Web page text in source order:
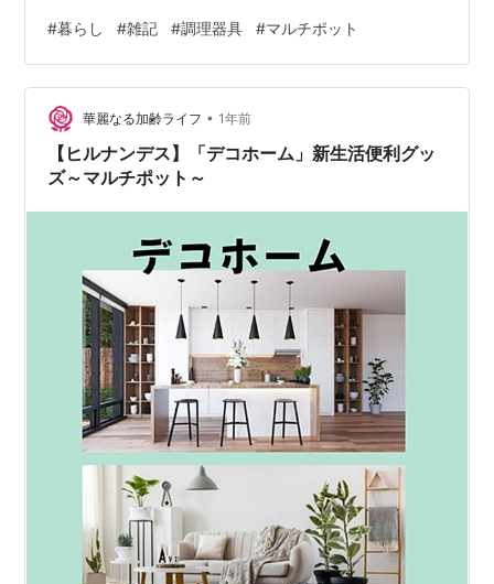
給も麦茶 季節が移り変わろうとしていても、ワタクシが
朝晩、麦茶作りに追われているのは、気のせいではな
い… 来年の夏、麦茶作りに追われる日々とは決別したい
ため改善策を考えておこう!と思っていたところ、存在を
忘れていたマルチポットを思い出しました 【ポイント10
倍期間中】マルチポッ…
#暮らし #雑記 #調理器具 #マルチポット
華麗なる加齢ライフ • 1年前
【ヒルナンデス】「デコホーム」新生活便利グッ
ズ～マルチポット～